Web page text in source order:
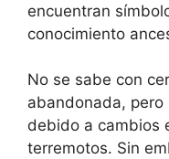
encuentran
conocimiento
No se sabe con
abandonada,
debido a cambios
terremotos. Sin